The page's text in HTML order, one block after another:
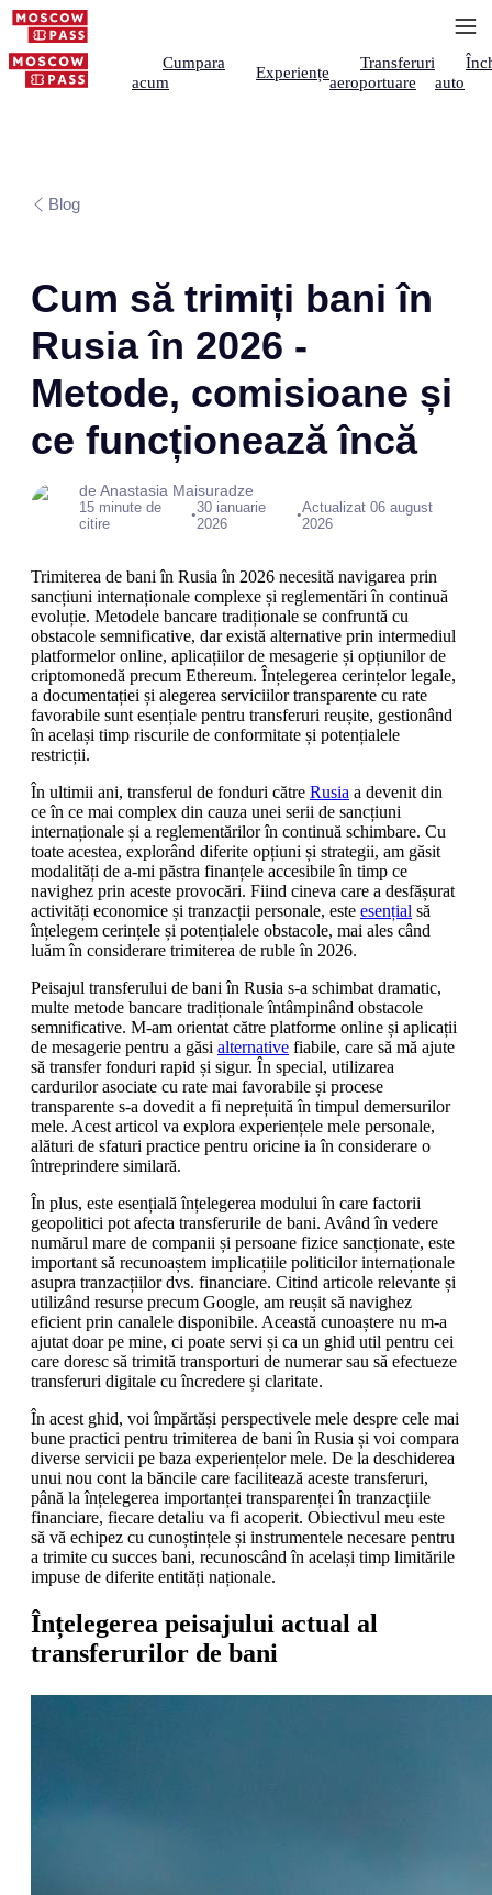
Cumpara
acum
Experiențe
Transferuri
aeroportuare
auto
Blog
Cum să trimiți bani în
Rusia în 2026 -
Metode, comisioane și
ce funcționează încă
de Anastasia Maisuradze
15 minute de
citire
•30 ianuarie
2026
•Actualizat 06 august
2026
Trimiterea de bani în Rusia în 2026 necesită navigarea prin
sancțiuni internaționale complexe și reglementări în continuă
evoluție. Metodele bancare tradiționale se confruntă cu
obstacole semnificative, dar există alternative prin intermediul
platformelor online, aplicațiilor de mesagerie și opțiunilor de
criptomonedă precum Ethereum. Înțelegerea cerințelor legale,
a documentației și alegerea serviciilor transparente cu rate
favorabile sunt esențiale pentru transferuri reușite, gestionând
în același timp riscurile de conformitate și potențialele
restricții.
În ultimii ani, transferul de fonduri către Rusia a devenit din
ce în ce mai complex din cauza unei serii de sancțiuni
internaționale și a reglementărilor în continuă schimbare. Cu
toate acestea, explorând diferite opțiuni și strategii, am găsit
modalități de a-mi păstra finanțele accesibile în timp ce
navighez prin aceste provocări. Fiind cineva care a desfășurat
activități economice și tranzacții personale, este esențial să
înțelegem cerințele și potențialele obstacole, mai ales când
luăm în considerare trimiterea de ruble în 2026.
Peisajul transferului de bani în Rusia s-a schimbat dramatic,
multe metode bancare tradiționale întâmpinând obstacole
semnificative. M-am orientat către platforme online și aplicații
de mesagerie pentru a găsi alternative fiabile, care să mă ajute
să transfer fonduri rapid și sigur. În special, utilizarea
cardurilor asociate cu rate mai favorabile și procese
transparente s-a dovedit a fi neprețuită în timpul demersurilor
mele. Acest articol va explora experiențele mele personale,
alături de sfaturi practice pentru oricine ia în considerare o
întreprindere similară.
În plus, este esențială înțelegerea modului în care factorii
geopolitici pot afecta transferurile de bani. Având în vedere
numărul mare de companii și persoane fizice sancționate, este
important să recunoaștem implicațiile politicilor internaționale
asupra tranzacțiilor dvs. financiare. Citind articole relevante și
utilizând resurse precum Google, am reușit să navighez
eficient prin canalele disponibile. Această cunoaștere nu m-a
ajutat doar pe mine, ci poate servi și ca un ghid util pentru cei
care doresc să trimită transporturi de numerar sau să efectueze
transferuri digitale cu încredere și claritate.
În acest ghid, voi împărtăși perspectivele mele despre cele mai
bune practici pentru trimiterea de bani în Rusia și voi compara
diverse servicii pe baza experiențelor mele. De la deschiderea
unui nou cont la băncile care facilitează aceste transferuri,
până la înțelegerea importanței transparenței în tranzacțiile
financiare, fiecare detaliu va fi acoperit. Obiectivul meu este
să vă echipez cu cunoștințele și instrumentele necesare pentru
a trimite cu succes bani, recunoscând în același timp limitările
impuse de diferite entități naționale.
Înțelegerea peisajului actual al
transferurilor de bani